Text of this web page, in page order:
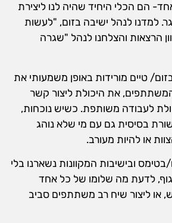
הם הכלי היחיד שהיה לנו ליצירת
למדנו לנהל ישיבה בזום, "לעשות
הרצאות והצלחנו לנהל "שגרה
טיים מורידות באופן משמעותי את
את היכולת ליצור קשר
לעבודה משותפת. כשיש נוכחות,
בסיסית גם עם מי שלא נוהג
או להיות מעורב.
ובישיבות המקוונות נשארנו בלי
לדעת מה שלומו של כל אחד
ליצור שיח רב משתתפים סביב